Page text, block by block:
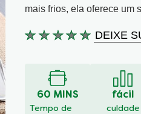
mais frios, ela oferece um
Nenhuma
este
recipe
DEIXE
60 MINS
Tempo de
fácil
culdade